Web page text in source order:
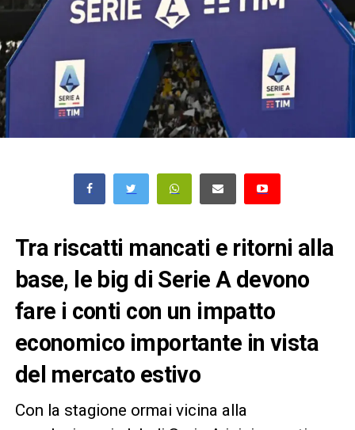
Tra riscatti mancati e ritorni alla
base, le big di Serie A devono
fare i conti con un impatto
economico importante in vista
del mercato estivo
Con la stagione ormai vicina alla